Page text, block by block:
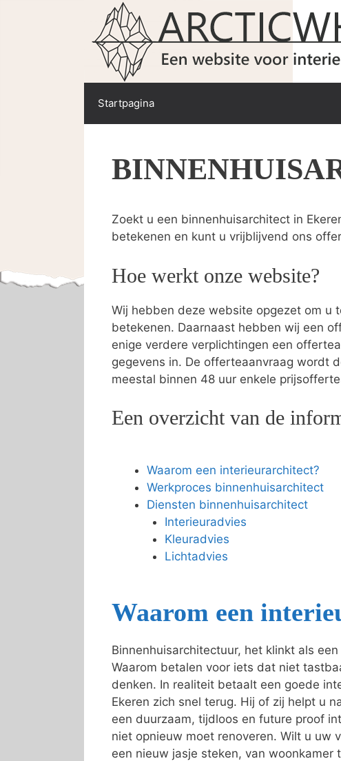
Startpagina
Zoekt u een binnenhuisarchitect in
betekenen en kunt u vrijblijvend ons
Hoe werkt onze website?
Wij hebben deze website opgezet om u
betekenen. Daarnaast hebben wij een
enige verdere verplichtingen een
gegevens in. De offerteaanvraag wordt
meestal binnen 48 uur enkele
Een overzicht van de
Waarom een interieurarchitect?
Werkproces binnenhuisarchitect
Diensten binnenhuisarchitect
Interieuradvies
Kleuradvies
Lichtadvies
Waarom een
Binnenhuisarchitectuur, het klinkt als
Waarom betalen voor iets dat niet
denken. In realiteit betaalt een goede
Ekeren zich snel terug. Hij of zij helpt u
een duurzaam, tijdloos en future proof
niet opnieuw moet renoveren. Wilt u uw
een nieuw jasje steken, van woonkamer